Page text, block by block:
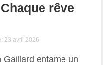
rêve
23 avril 2026
Gaillard entame un